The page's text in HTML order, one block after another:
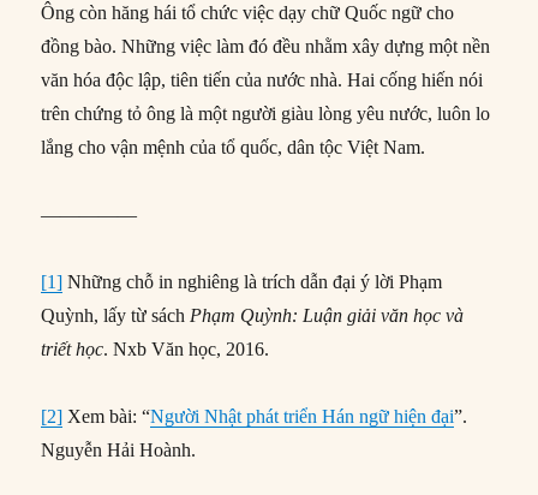
Ông còn hăng hái tổ chức việc dạy chữ Quốc ngữ cho
đồng bào. Những việc làm đó đều nhằm xây dựng một nền
văn hóa độc lập, tiên tiến của nước nhà. Hai cống hiến nói
trên chứng tỏ ông là một người giàu lòng yêu nước, luôn lo
lắng cho vận mệnh của tổ quốc, dân tộc Việt Nam.
—————
[1] Những chỗ in nghiêng là trích dẫn đại ý lời Phạm
Quỳnh, lấy từ sách Phạm Quỳnh: Luận giải văn học và
triết học. Nxb Văn học, 2016.
[2] Xem bài: “Người Nhật phát triển Hán ngữ hiện đại”.
Nguyễn Hải Hoành.